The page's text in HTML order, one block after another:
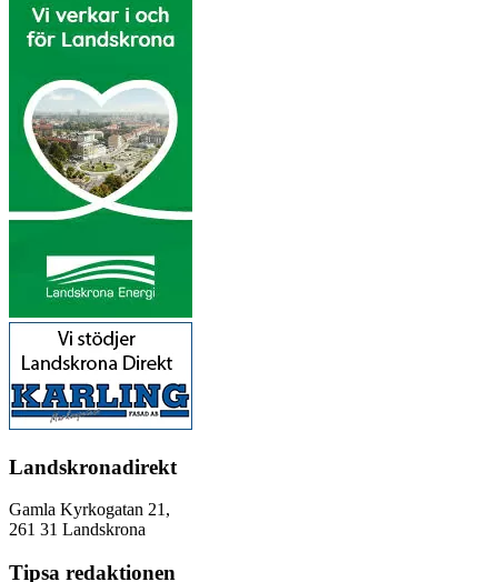
Landskronadirekt
Gamla Kyrkogatan 21,
261 31 Landskrona
Tipsa redaktionen